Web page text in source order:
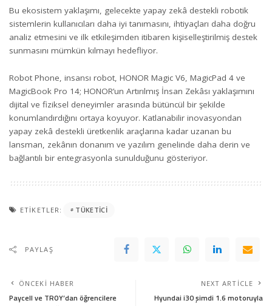
Bu ekosistem yaklaşımı, gelecekte yapay zekâ destekli robotik
sistemlerin kullanıcıları daha iyi tanımasını, ihtiyaçları daha doğru
analiz etmesini ve ilk etkileşimden itibaren kişiselleştirilmiş destek
sunmasını mümkün kılmayı hedefliyor.
Robot Phone, insansı robot, HONOR Magic V6, MagicPad 4 ve
MagicBook Pro 14; HONOR’un Artırılmış İnsan Zekâsı yaklaşımını
dijital ve fiziksel deneyimler arasında bütüncül bir şekilde
konumlandırdığını ortaya koyuyor. Katlanabilir inovasyondan
yapay zekâ destekli üretkenlik araçlarına kadar uzanan bu
lansman, zekânın donanım ve yazılım genelinde daha derin ve
bağlantılı bir entegrasyonla sunulduğunu gösteriyor.
ETIKETLER: TÜKETICI
PAYLAŞ
ÖNCEKI HABER
Paycell ve TROY’dan öğrencilere
NEXT ARTICLE
Hyundai i30 şimdi 1.6 motoruyla